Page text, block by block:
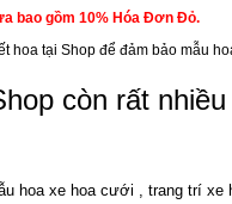
bao gồm 10% Hóa Đơn Đỏ.
hoa tại Shop để đảm bảo mẫu
còn rất
hoa xe hoa cưới , trang trí